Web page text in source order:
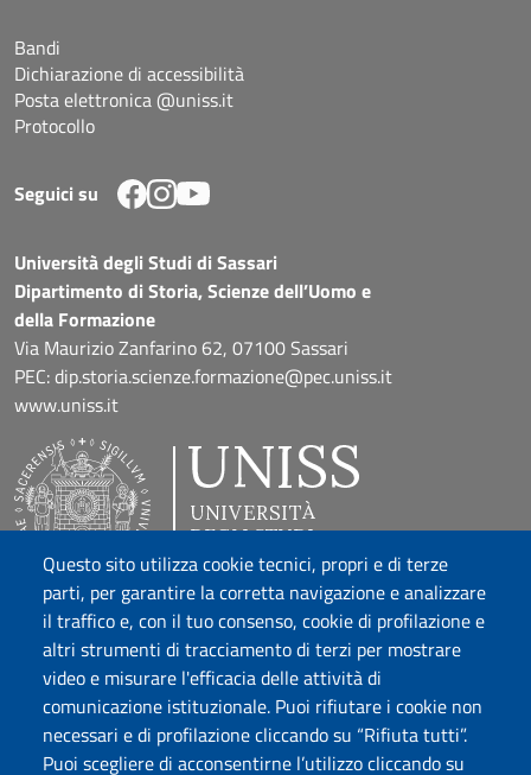
Questo sito utilizza cookie tecnici, propri e di terze
parti, per garantire la corretta navigazione e analizzare
il traffico e, con il tuo consenso, cookie di profilazione e
altri strumenti di tracciamento di terzi per mostrare
video e misurare l'efficacia delle attività di
comunicazione istituzionale. Puoi rifiutare i cookie non
necessari e di profilazione cliccando su “Rifiuta tutti”.
Puoi scegliere di acconsentirne l’utilizzo cliccando su
Università degli Studi di Sassari
Dipartimento di Storia, Scienze dell’Uomo e
della Formazione
Via Maurizio Zanfarino 62, 07100 Sassari
PEC: dip.storia.scienze.formazione@pec.uniss.it
www.uniss.it
Bandi
Dichiarazione di accessibilità
Posta elettronica @uniss.it
Protocollo
Seguici su